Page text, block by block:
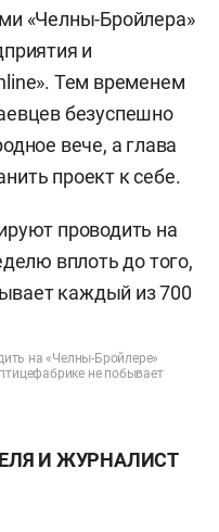
«Челны-Бройлера»
и
Тем временем
безуспешно
вече, а глава
проект к себе.
на «Челны-Бройлере»
не побывает
И ЖУРНАЛИСТ